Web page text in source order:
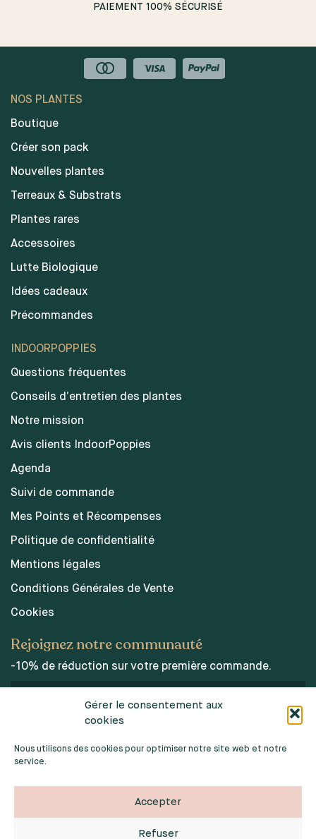
Gérer le consentement aux
cookies
Nous utilisons des cookies pour optimiser notre site web et notre
service.
Accepter
Refuser
PAIEMENT 100% SÉCURISÉ
NOS PLANTES
Boutique
Créer son pack
Nouvelles plantes
Terreaux & Substrats
Plantes rares
Accessoires
Lutte Biologique
Idées cadeaux
Précommandes
INDOORPOPPIES
Questions fréquentes
Conseils d’entretien des plantes
Notre mission
Avis clients IndoorPoppies
Agenda
Suivi de commande
Mes Points et Récompenses
Politique de confidentialité
Mentions légales
Conditions Générales de Vente
Cookies
Rejoignez notre communauté
-10% de réduction sur votre première commande.
personnelles.